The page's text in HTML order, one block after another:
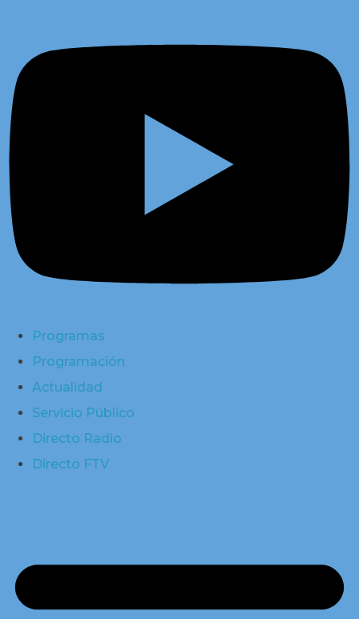
Programas
Programación
Actualidad
Servicio Público
Directo Radio
Directo FTV